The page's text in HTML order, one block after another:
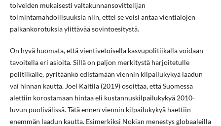
toiveiden mukaisesti valtakunnansovittelijan
toimintamahdollisuuksia niin, ettei se voisi antaa vientialojen
palkankorotuksia ylittävää sovintoesitystä.
On hyvä huomata, että vientivetoisella kasvupolitiikalla voidaan
tavoitella eri asioita. Sillä on paljon merkitystä harjoitetulle
politiikalle, pyritäänkö edistämään viennin kilpailukykyä laadun
vai hinnan kautta. Joel Kaitila (2019) osoittaa, että Suomessa
alettiin korostamaan hintaa eli kustannuskilpailukykyä 2010-
luvun puolivälissä. Tätä ennen viennin kilpailukykyä haettiin
enemmän laadun kautta. Esimerkiksi Nokian menestys globaaleilla